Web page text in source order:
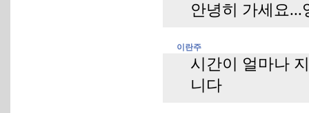
안녕히 가세요...
이란주
시간이 얼마나
니다